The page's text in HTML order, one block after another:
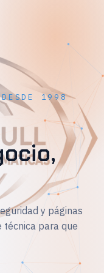
DESDE 1998
y páginas
para que